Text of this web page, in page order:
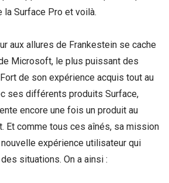
Surface Pro et voilà.
aux allures de Frankestein se cache
Microsoft, le plus puissant des
de son expérience acquis tout au
ses différents produits Surface,
encore une fois un produit au
Et comme tous ces aînés, sa mission
expérience utilisateur qui
situations. On a ainsi :